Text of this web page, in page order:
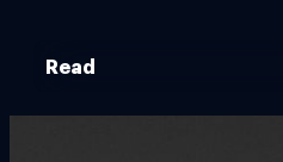
Read